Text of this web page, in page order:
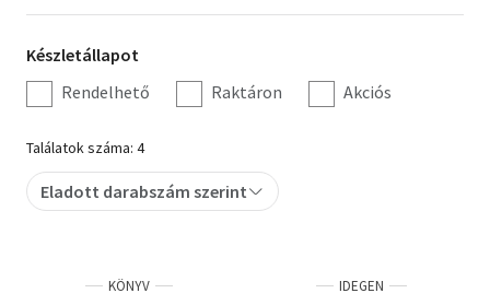
Hobbi, szabadidő
Irodalom
Művészet
Szakkönyv
Tankönyv, segédkönyv
szűrés
Készletállapot
szűrés
Készletállapot
Rendelhető
Raktáron Akciós
Találatok száma: 4
Eladott darabszám szerint
KÖNYV IDEGEN